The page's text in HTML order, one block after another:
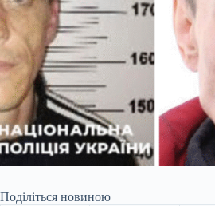
Поділіться новиною